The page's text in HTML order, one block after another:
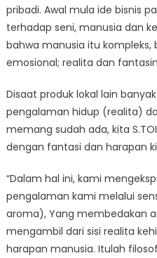
pribadi. Awal mula ide bisnis
terhadap seni, manusia dan
bahwa manusia itu kompleks,
emosional; realita dan
Disaat produk lokal lain
pengalaman hidup (realita)
memang sudah ada, kita
dengan fantasi dan harapan
“Dalam hal ini, kami
pengalaman kami melalui
aroma), Yang membedakan
mengambil dari sisi realita
harapan manusia. Itulah